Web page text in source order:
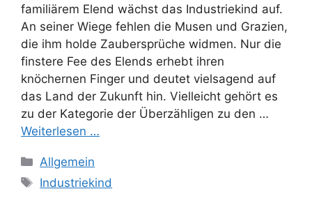
familiärem Elend wächst das Industriekind auf.
An seiner Wiege fehlen die Musen und Grazien,
die ihm holde Zaubersprüche widmen. Nur die
finstere Fee des Elends erhebt ihren
knöchernen Finger und deutet vielsagend auf
das Land der Zukunft hin. Vielleicht gehört es
zu der Kategorie der Überzähligen zu den …
Weiterlesen …
Kategorien
Allgemein
Schlagwörter
Industriekind